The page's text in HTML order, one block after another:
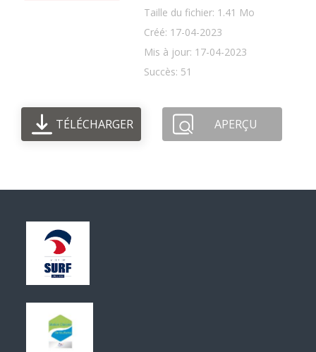
Taille du fichier: 1.41 Mo
Créé: 17-04-2023
Mis à jour: 17-04-2023
Succès: 51
TÉLÉCHARGER APERÇU